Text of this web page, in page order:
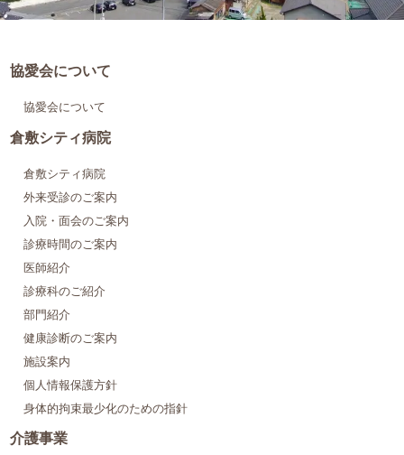
協愛会について
協愛会について
倉敷シティ病院
倉敷シティ病院
外来受診のご案内
入院・面会のご案内
診療時間のご案内
医師紹介
診療科のご紹介
部門紹介
健康診断のご案内
施設案内
個人情報保護方針
身体的拘束最少化のための指針
介護事業